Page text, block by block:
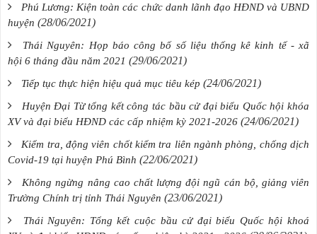
Phú Lương: Kiện toàn các chức danh lãnh đạo HĐND và UBND
huyện (28/06/2021)
Thái Nguyên: Họp báo công bố số liệu thống kê kinh tế - xã
hội 6 tháng đầu năm 2021 (29/06/2021)
Tiếp tục thực hiện hiệu quả mục tiêu kép (24/06/2021)
Huyện Đại Từ tổng kết công tác bầu cử đại biểu Quốc hội khóa
XV và đại biểu HĐND các cấp nhiệm kỳ 2021-2026 (24/06/2021)
Kiểm tra, động viên chốt kiểm tra liên ngành phòng, chống dịch
Covid-19 tại huyện Phú Bình (22/06/2021)
Không ngừng nâng cao chất lượng đội ngũ cán bộ, giảng viên
Trường Chính trị tỉnh Thái Nguyên (23/06/2021)
Thái Nguyên: Tổng kết cuộc bầu cử đại biểu Quốc hội khoá